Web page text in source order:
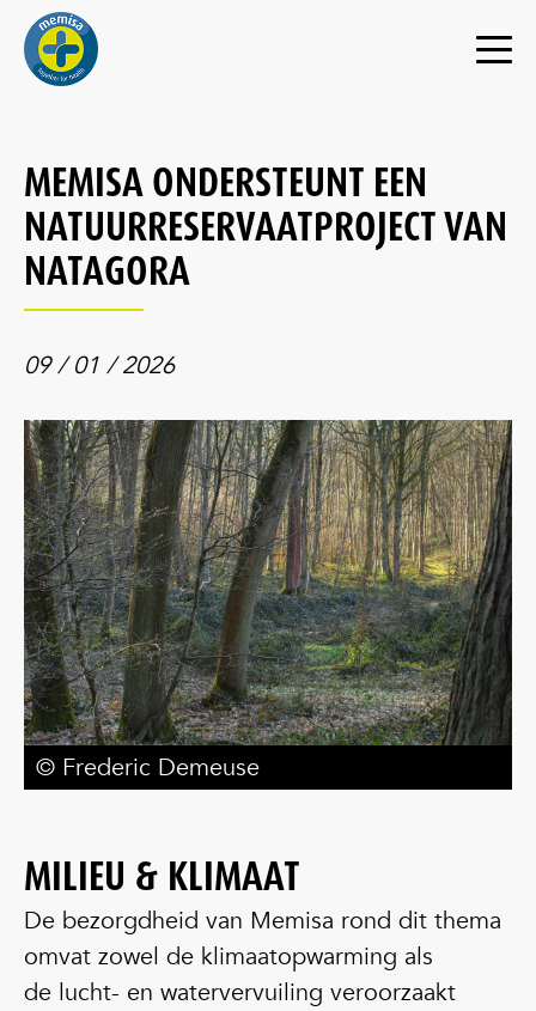
MEMISA ONDERSTEUNT EEN
NATUURRESERVAATPROJECT VAN
NATAGORA
09 / 01 / 2026
©️ Frederic Demeuse
MILIEU & KLIMAAT
De bezorgdheid van Memisa rond dit thema
omvat zowel de klimaatopwarming als
de lucht- en watervervuiling veroorzaakt